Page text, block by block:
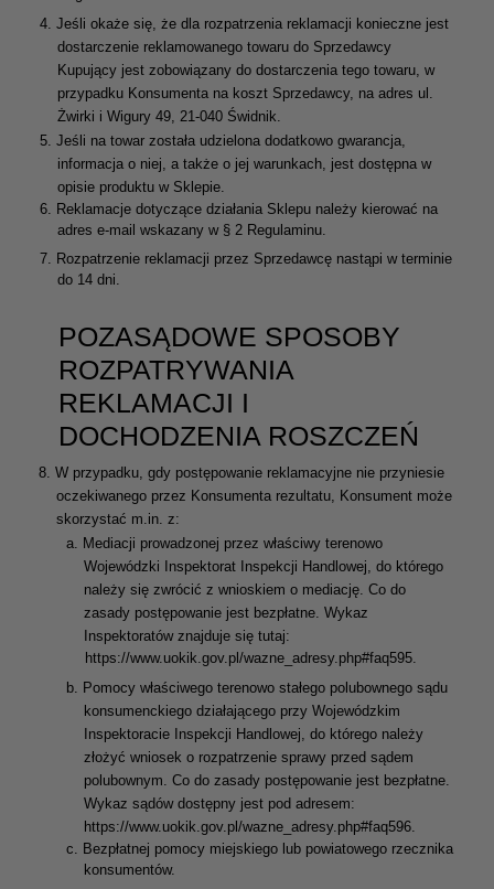
4. Jeśli okaże się, że dla rozpatrzenia reklamacji konieczne jest
dostarczenie reklamowanego towaru do Sprzedawcy
Kupujący jest zobowiązany do dostarczenia tego towaru, w
przypadku Konsumenta na koszt Sprzedawcy, na adres ul.
Żwirki i Wigury 49, 21-040 Świdnik.
5. Jeśli na towar została udzielona dodatkowo gwarancja,
informacja o niej, a także o jej warunkach, jest dostępna w
opisie produktu w Sklepie.
6. Reklamacje dotyczące działania Sklepu należy kierować na
adres e-mail wskazany w § 2 Regulaminu.
7. Rozpatrzenie reklamacji przez Sprzedawcę nastąpi w terminie
do 14 dni.
POZASĄDOWE SPOSOBY
ROZPATRYWANIA
REKLAMACJI I
DOCHODZENIA ROSZCZEŃ
8. W przypadku, gdy postępowanie reklamacyjne nie przyniesie
oczekiwanego przez Konsumenta rezultatu, Konsument może
skorzystać m.in. z:
a. Mediacji prowadzonej przez właściwy terenowo
Wojewódzki Inspektorat Inspekcji Handlowej, do którego
należy się zwrócić z wnioskiem o mediację. Co do
zasady postępowanie jest bezpłatne. Wykaz
Inspektoratów znajduje się tutaj:
https://www.uokik.gov.pl/wazne_adresy.php#faq595.
b. Pomocy właściwego terenowo stałego polubownego sądu
konsumenckiego działającego przy Wojewódzkim
Inspektoracie Inspekcji Handlowej, do którego należy
złożyć wniosek o rozpatrzenie sprawy przed sądem
polubownym. Co do zasady postępowanie jest bezpłatne.
Wykaz sądów dostępny jest pod adresem:
https://www.uokik.gov.pl/wazne_adresy.php#faq596.
c. Bezpłatnej pomocy miejskiego lub powiatowego rzecznika
konsumentów.